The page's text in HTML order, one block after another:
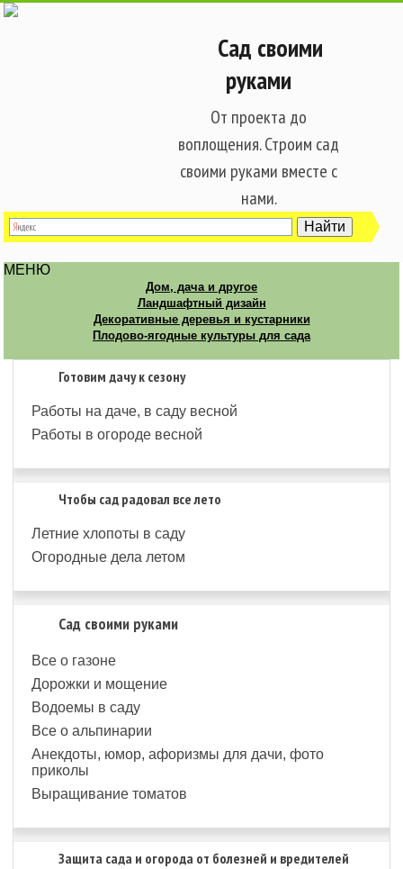
Сад своими
руками
От проекта до
воплощения. Строим сад
своими руками вместе с
нами.
МЕНЮ
Дом, дача и другое
Ландшафтный дизайн
Декоративные деревья и кустарники
Плодово-ягодные культуры для сада
Готовим дачу к сезону
Работы на даче, в саду весной
Работы в огороде весной
Чтобы сад радовал все лето
Летние хлопоты в саду
Огородные дела летом
Сад своими руками
Все о газоне
Дорожки и мощение
Водоемы в саду
Все о альпинарии
Анекдоты, юмор, афоризмы для дачи, фото
приколы
Выращивание томатов
Защита сада и огорода от болезней и вредителей